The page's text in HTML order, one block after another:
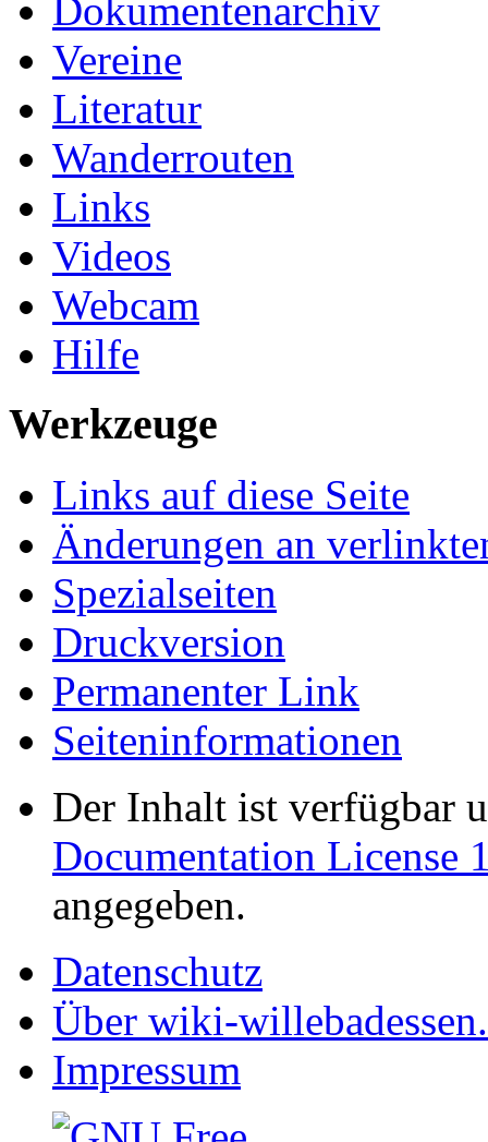
Dokumentenarchiv
Vereine
Literatur
Wanderrouten
Links
Videos
Webcam
Hilfe
Werkzeuge
Links auf diese Seite
Änderungen an
Spezialseiten
Druckversion
Permanenter Link
Seiten­informationen
Der Inhalt ist verfügbar
Documentation License
angegeben.
Datenschutz
Über wiki-
Impressum